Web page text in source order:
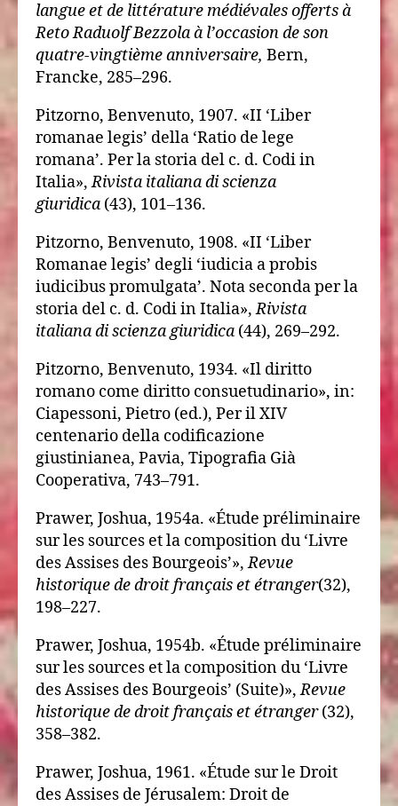
langue et de littérature médiévales offerts à
Reto Raduolf Bezzola à l’occasion de son
quatre-vingtième anniversaire, Bern,
Francke, 285–296.
Pitzorno, Benvenuto, 1907. «II ‘Liber
romanae legis’ della ‘Ratio de lege
romana’. Per la storia del c. d. Codi in
Italia»,Rivista italiana di scienza
giuridica (43), 101–136.
Pitzorno, Benvenuto, 1908. «II ‘Liber
Romanae legis’ degli ‘iudicia a probis
iudicibus promulgata’. Nota seconda per la
storia del c. d. Codi in Italia»,Rivista
italiana di scienza giuridica (44), 269–292.
Pitzorno, Benvenuto, 1934. «Il diritto
romano come diritto consuetudinario», in:
Ciapessoni, Pietro (ed.), Per il XIV
centenario della codificazione
giustinianea, Pavia, Tipografia Già
Cooperativa, 743–791.
Prawer, Joshua, 1954a. «Étude préliminaire
sur les sources et la composition du ‘Livre
des Assises des Bourgeois’»,Revue
historique de droit français et étranger(32),
198–227.
Prawer, Joshua, 1954b. «Étude préliminaire
sur les sources et la composition du ‘Livre
des Assises des Bourgeois’ (Suite)»,Revue
historique de droit français et étranger(32),
358–382.
Prawer, Joshua, 1961. «Étude sur le Droit
des Assises de Jérusalem: Droit de